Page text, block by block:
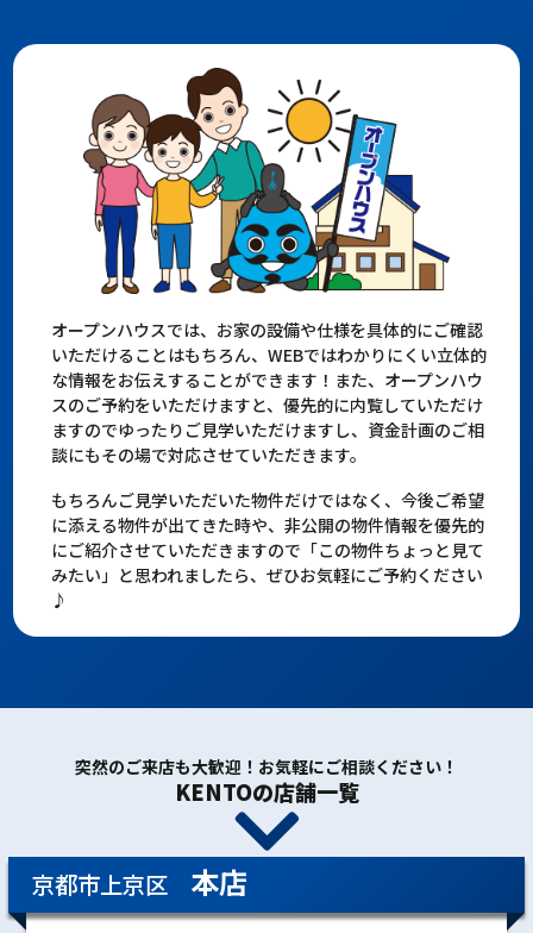
オープンハウスでは、お家の設備や仕様を具体的にご確認
いただけることはもちろん、WEBではわかりにくい立体的
な情報をお伝えすることができます！また、オープンハウ
スのご予約をいただけますと、優先的に内覧していただけ
ますのでゆったりご見学いただけますし、資金計画のご相
談にもその場で対応させていただきます。
もちろんご見学いただいた物件だけではなく、今後ご希望
に添える物件が出てきた時や、非公開の物件情報を優先的
にご紹介させていただきますので「この物件ちょっと見て
みたい」と思われましたら、ぜひお気軽にご予約ください
♪
突然のご来店も大歓迎！お気軽にご相談ください！
KENTOの店舗一覧
京都市上京区 本店